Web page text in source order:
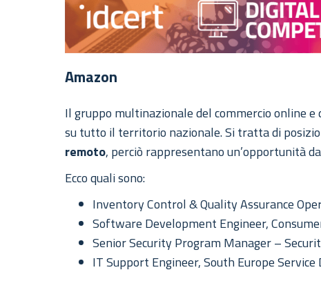
Amazon
Il gruppo multinazionale del commercio online
su tutto il territorio nazionale. Si tratta di
remoto, perciò rappresentano un’opportunità
Ecco quali sono:
Inventory Control & Quality Assurance
Software Development Engineer,
Senior Security Program Manager –
IT Support Engineer, South Europe